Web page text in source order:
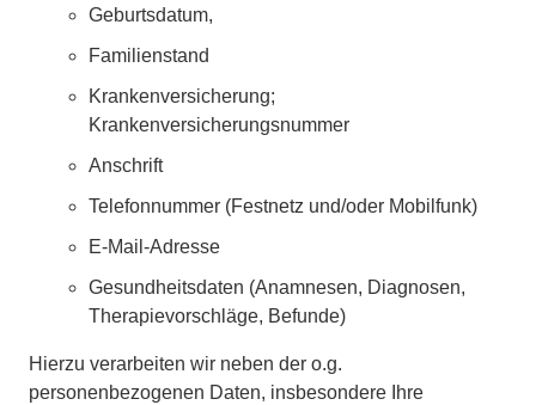
Geburtsdatum,
Familienstand
Krankenversicherung;
Krankenversicherungsnummer
Anschrift
Telefonnummer (Festnetz und/oder Mobilfunk)
E-Mail-Adresse
Gesundheitsdaten (Anamnesen, Diagnosen,
Therapievorschläge, Befunde)
Hierzu verarbeiten wir neben der o.g.
personenbezogenen Daten, insbesondere Ihre